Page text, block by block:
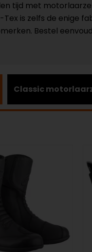
tijd met
is zelfs de enige
Bestel
Classic